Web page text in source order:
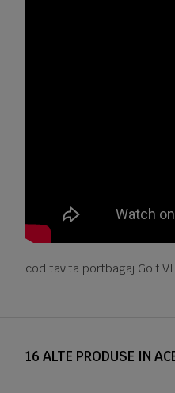
cod tavita portbagaj Golf
16 ALTE PRODUSE IN